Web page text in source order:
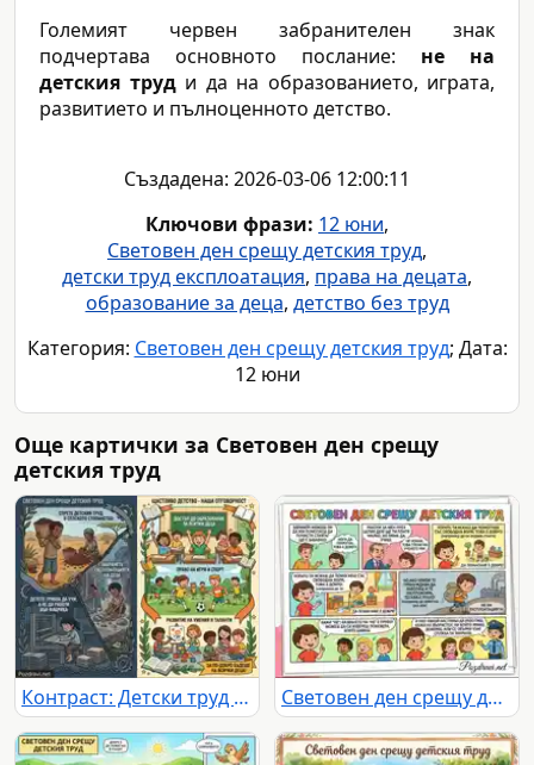
Големият червен забранителен знак
подчертава основното послание: не на
детския труди да на образованието, играта,
развитието и пълноценното детство.
Създадена: 2026-03-06 12:00:11
Ключови фрази: 12 юни,
Световен ден срещу детския труд,
детски труд експлоатация, права на децата,
образование за деца, детство без труд
Категория: Световен ден срещу детския труд; Дата:
12 юни
Още картички за Световен ден срещу
детския труд
Контраст: Детски труд срещу щастливо детство с образование, игра и развитие. Световен ден срещу детския труд: Разлика между доброволна помощ и експлоатация. Права на децата и как да се защитят.